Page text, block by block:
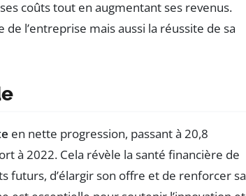
coûts tout en augmentant ses revenus.
l’entreprise mais aussi la réussite de sa
en nette progression, passant à 20,8
à 2022. Cela révèle la santé financière de
futurs, d’élargir son offre et de renforcer sa